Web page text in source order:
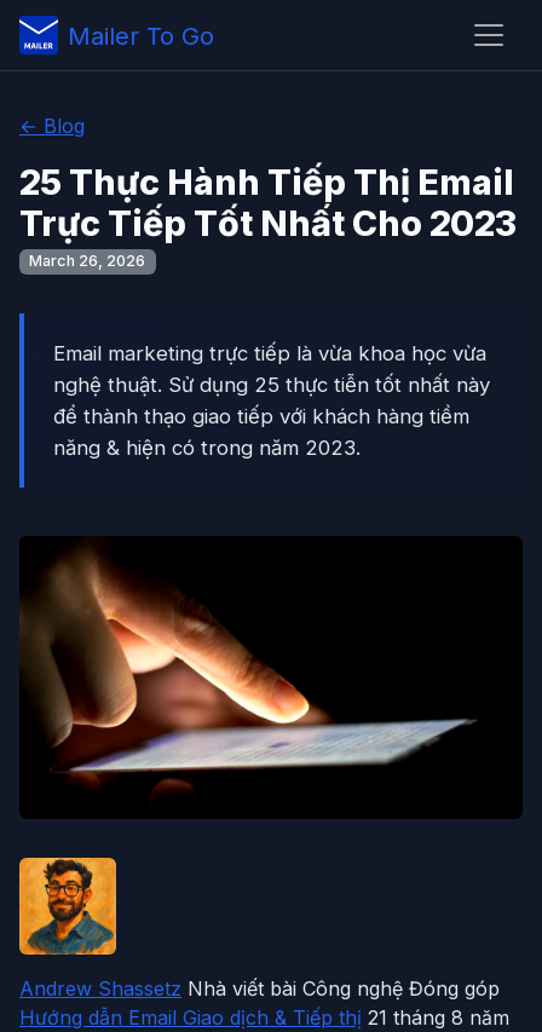
Mailer To Go
← Blog
25 Thực Hành Tiếp Thị Email
Trực Tiếp Tốt Nhất Cho 2023
March 26, 2026
Email marketing trực tiếp là vừa khoa học vừa
nghệ thuật. Sử dụng 25 thực tiễn tốt nhất này
để thành thạo giao tiếp với khách hàng tiềm
năng & hiện có trong năm 2023.
Andrew Shassetz Nhà viết bài Công nghệ Đóng góp
Hướng dẫn Email Giao dịch & Tiếp thị 21 tháng 8 năm